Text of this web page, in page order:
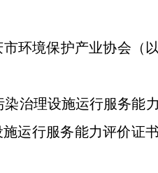
环境保护产业协会（
治理设施运行服务能
运行服务能力评价证